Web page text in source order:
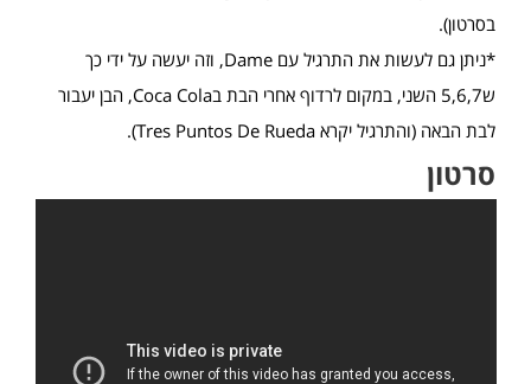
בסרטון).
*ניתן גם לעשות את התרגיל עם Dame, וזה יעשה על ידי כך
ש5,6,7 השני, במקום לרדוף אחרי הבת בCoca Cola, הבן יעבור
לבת הבאה (והתרגיל יקרא Tres Puntos De Rueda).
סרטון